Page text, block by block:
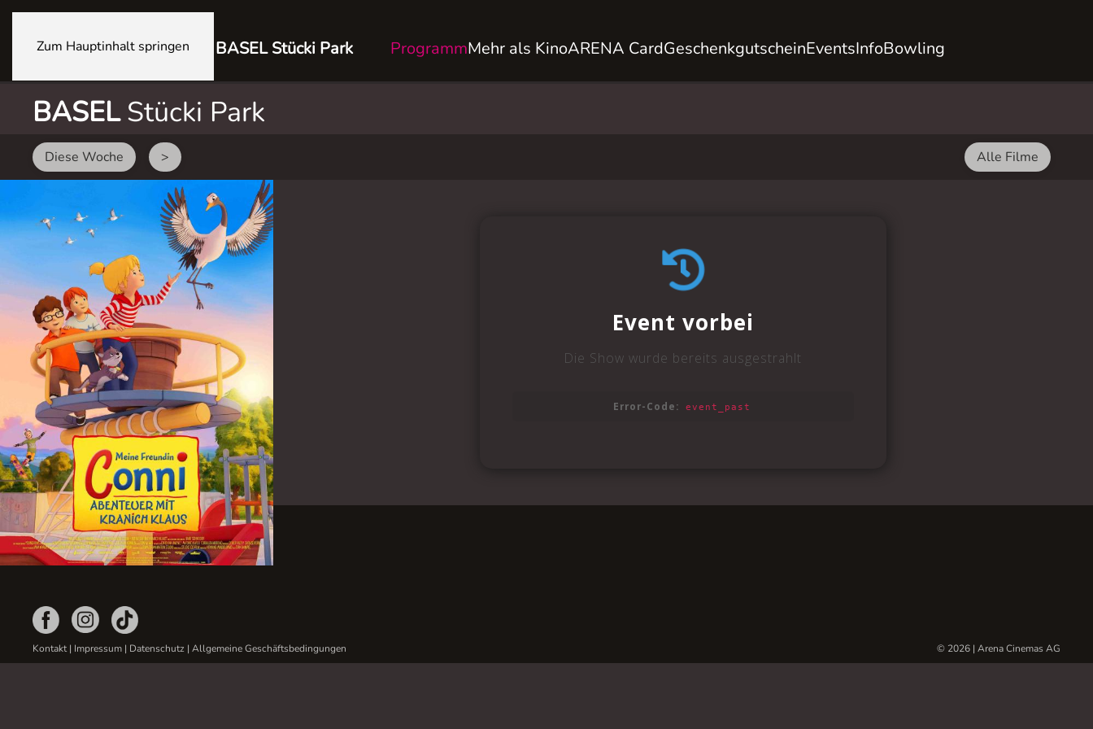
Zum Hauptinhalt springen BASEL Stücki Park ProgrammMehr als KinoARENA CardGeschenkgutscheinEventsInfoBowling
BASELStücki Park
Diese Woche > Alle Filme
Kontakt| Impressum | Datenschutz | Allgemeine Geschäftsbedingungen © 2026 | Arena Cinemas AG